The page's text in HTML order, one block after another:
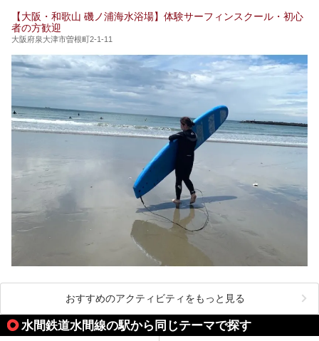
【大阪・和歌山 磯ノ浦海水浴場】体験サーフィンスクール・初心
者の方歓迎
大阪府泉大津市曽根町2-1-11
おすすめのアクティビティをもっと見る
水間鉄道水間線の駅から同じテーマで探す